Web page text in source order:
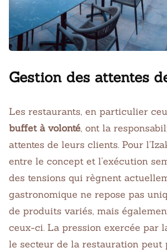
Gestion des attentes
Les restaurants, en particulier
buffet à volonté, ont la
attentes de leurs clients. Pour
entre le concept et l’exécution
des tensions qui règnent
gastronomique ne repose pas
de produits variés, mais
ceux-ci. La pression exercée par
le secteur de la restauration peut